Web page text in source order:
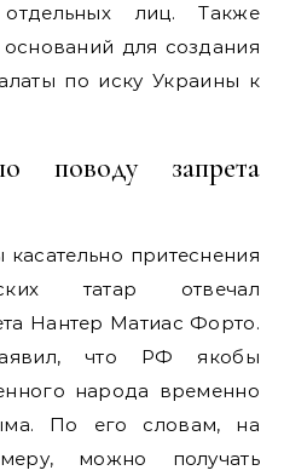
отдельных лиц. Также
для создания
по иску Украины к
поводу запрета
притеснения
татар отвечал
Нантер Матиас Форто.
что РФ якобы
народа временно
По его словам, на
можно получать